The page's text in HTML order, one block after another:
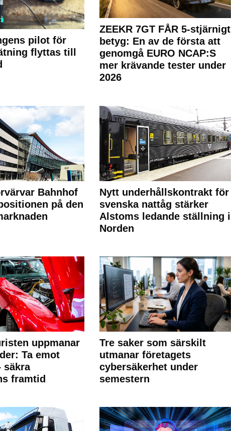
pilot för
flyttas till
ZEEKR 7GT FÅR 5-stjärnigt
betyg: En av de första att
genomgå EURO NCAP:S
mer krävande tester under
2026
Bahnhof
på den
Nytt underhållskontrakt för
svenska nattåg stärker
Alstoms ledande ställning i
Norden
uppmanar
Ta emot
säkra
framtid
Tre saker som särskilt
utmanar företagets
cybersäkerhet under
semestern